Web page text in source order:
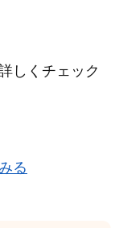
しくチェック
る